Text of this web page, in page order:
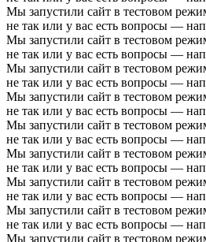
Мы запустили сайт в тестовом
не так или у вас есть вопросы —
Мы запустили сайт в тестовом
не так или у вас есть вопросы —
Мы запустили сайт в тестовом
не так или у вас есть вопросы —
Мы запустили сайт в тестовом
не так или у вас есть вопросы —
Мы запустили сайт в тестовом
не так или у вас есть вопросы —
Мы запустили сайт в тестовом
не так или у вас есть вопросы —
Мы запустили сайт в тестовом
не так или у вас есть вопросы —
Мы запустили сайт в тестовом
не так или у вас есть вопросы —
Мы запустили сайт в тестовом